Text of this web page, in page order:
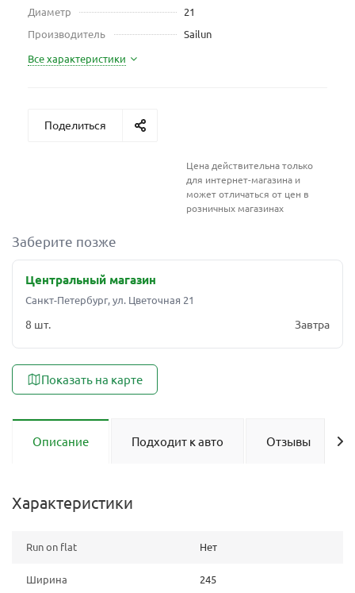
Диаметр
21
Производитель
Sailun
Все характеристики
Поделиться
Цена действительна только
для интернет-магазина и
может отличаться от цен в
розничных магазинах
Заберите позже
Центральный магазин
Санкт-Петербург, ул. Цветочная 21
8 шт. Завтра
Показать на карте
Описание Подходит к авто Отзывы
Характеристики
Run on flat Нет
Ширина 245